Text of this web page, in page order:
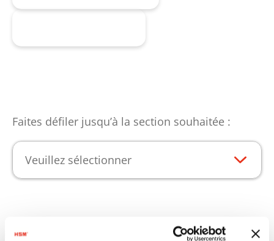
Faites défiler jusqu’à la section souhaitée :
Veuillez sélectionner
Points forts du produit